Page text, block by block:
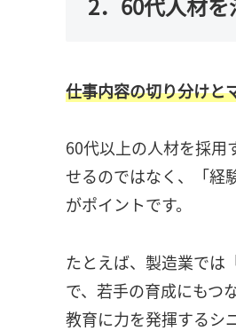
仕事内容の切り分けと
60代以上の人材を採用
せるのではなく、「経
がポイントです。
たとえば、製造業では
で、若手の育成にもつ
教育に力を発揮するシ